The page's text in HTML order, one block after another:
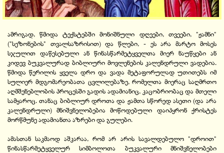
ამრიგად, წმიდა ტექსტებში მონიშნული დღეები, თვეები, "ჟამნი"
("სეზონების" თვალსაზრისით) და წლები, - ეს არა მარტო მოსეს
სჯულით დაწესებული ან წინასწარმეტყველთა მიერ ნაუწყები ან
კიდევ ბუკვალურად ბიბლიური მოვლენების კალენდრული ვადებია.
წმიდა წერილის ყველა დრო და ვადა მეტაფორულად უთითებს იმ
სულიერ მდგომარეობათა ცვლილებაზე, რომელთა მიერაც საღმრთო
აღმშენებლობის პროცესში გადის ადამიანიც, კაცობრიობაც და მთელი
სამყაროც. თანაც ბიბლიურ დროთა და ჟამთა სწორედ ასეთი (და არა
კალენდრული) მნიშვნელობებია მოწოდებული დაიპყრონ ქრისტეს
მორწმუნე ადამიანთა აზრები და გულები.
ამასთან საკმაოდ აშკარაა, რომ არ არის სავალდებულო "დროით"
წინასწარმეტყველურ სიმბოლოთა ბუკვალური მნიშვნელობები